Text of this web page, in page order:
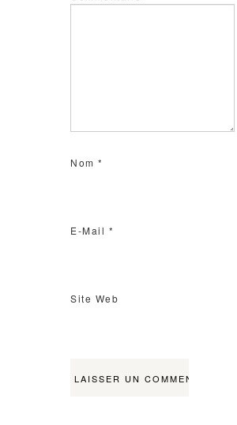
Nom*
E-Mail *
Site Web